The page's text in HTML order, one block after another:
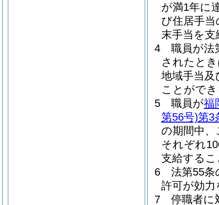
が満1年に
び住居手
末手当を
4
職員が法
されたと
地域手当
ことがで
5
職員が福
第56号)第3
の期間中、
それぞれ
支給する
6
法第55
許可が効
7
停職者に